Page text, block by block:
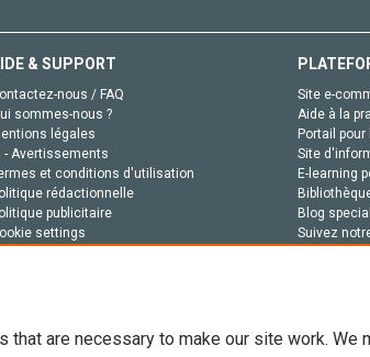
& SUPPORT
nous / FAQ
sommes-nous ?
légales
- Avertissements
et conditions d'utilisation
rédactionnelle
publicitaire
settings
Site e-
Aide à la
Portail
Site
E-learning
Blog
Suivez
that are necessary to make our site work. We